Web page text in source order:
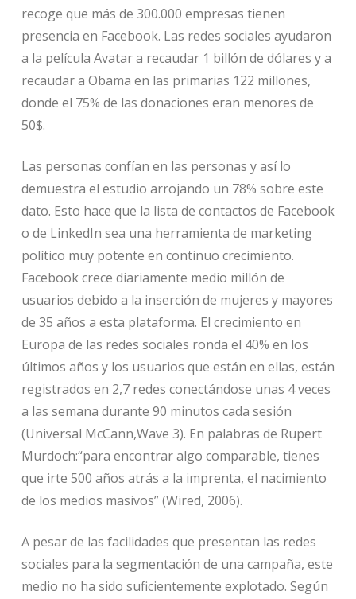
recoge que más de 300.000 empresas tienen
presencia en Facebook. Las redes sociales ayudaron
a la película Avatar a recaudar 1 billón de dólares y a
recaudar a Obama en las primarias 122 millones,
donde el 75% de las donaciones eran menores de
50$.
Las personas confían en las personas y así lo
demuestra el estudio arrojando un 78% sobre este
dato. Esto hace que la lista de contactos de Facebook
o de LinkedIn sea una herramienta de marketing
político muy potente en continuo crecimiento.
Facebook crece diariamente medio millón de
usuarios debido a la inserción de mujeres y mayores
de 35 años a esta plataforma. El crecimiento en
Europa de las redes sociales ronda el 40% en los
últimos años y los usuarios que están en ellas, están
registrados en 2,7 redes conectándose unas 4 veces
a las semana durante 90 minutos cada sesión
(Universal McCann,Wave 3). En palabras de Rupert
Murdoch:“para encontrar algo comparable, tienes
que irte 500 años atrás a la imprenta, el nacimiento
de los medios masivos” (Wired, 2006).
A pesar de las facilidades que presentan las redes
sociales para la segmentación de una campaña, este
medio no ha sido suficientemente explotado. Según